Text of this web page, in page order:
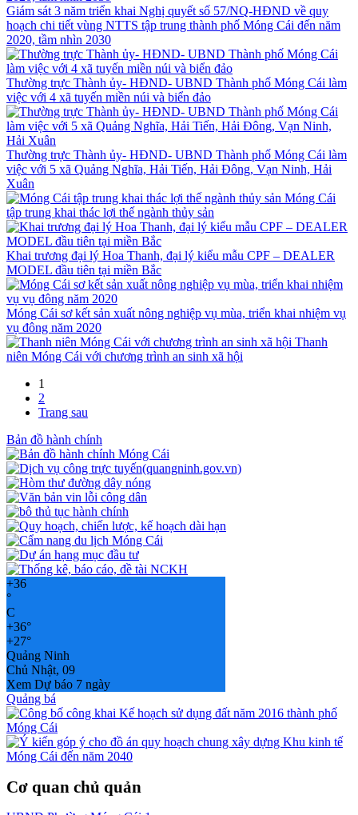
Giám sát 3 năm triển khai Nghị quyết số 57/NQ-HĐND về quy
hoạch chi tiết vùng NTTS tập trung thành phố Móng Cái đến năm
2020, tầm nhìn 2030
Thường trực Thành ủy- HĐND- UBND Thành phố Móng Cái làm
việc với 4 xã tuyến miền núi và biển đảo
Thường trực Thành ủy- HĐND- UBND Thành phố Móng Cái làm
việc với 5 xã Quảng Nghĩa, Hải Tiến, Hải Đông, Vạn Ninh, Hải
Xuân
Móng Cái
tập trung khai thác lợi thế ngành thủy sản
Khai trương đại lý Hoa Thanh, đại lý kiểu mẫu CPF – DEALER
MODEL đầu tiên tại miền Bắc
Móng Cái sơ kết sản xuất nông nghiệp vụ mùa, triển khai nhiệm vụ
vụ đông năm 2020
Thanh
niên Móng Cái với chương trình an sinh xã hội
1
2
Trang sau
Bản đồ hành chính
+36
°
C
+36°
+27°
Quảng Ninh
Chủ Nhật, 09
Xem Dự báo 7 ngày
Quảng bá
Cơ quan chủ quản